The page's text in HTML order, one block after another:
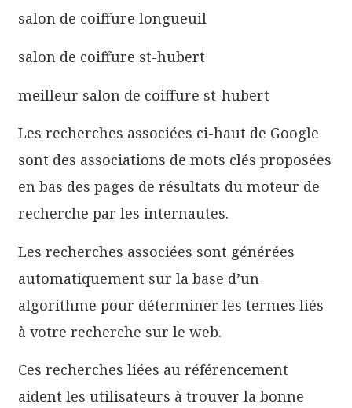
salon de coiffure longueuil
salon de coiffure st-hubert
meilleur salon de coiffure st-hubert
Les recherches associées ci-haut de Google
sont des associations de mots clés proposées
en bas des pages de résultats du moteur de
recherche par les internautes.
Les recherches associées sont générées
automatiquement sur la base d’un
algorithme pour déterminer les termes liés
à votre recherche sur le web.
Ces recherches liées au référencement
aident les utilisateurs à trouver la bonne